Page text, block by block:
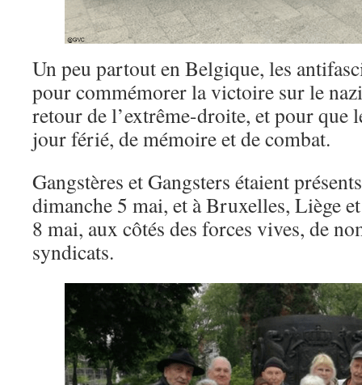
Un peu partout en Belgique, les
pour commémorer la victoire sur le
retour de l’extrême-droite, et pour que
jour férié, de mémoire et de combat.
Gangstères et Gangsters étaient
dimanche 5 mai, et à Bruxelles, Liège
8 mai, aux côtés des forces vives, de
syndicats.